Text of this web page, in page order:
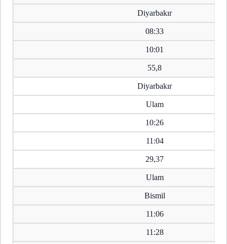
Diyarbakır
08:33
10:01
55,8
Diyarbakır
Ulam
10:26
11:04
29,37
Ulam
Bismil
11:06
11:28